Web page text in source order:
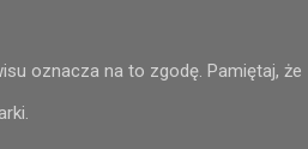
oznacza na to zgodę. Pamiętaj, że